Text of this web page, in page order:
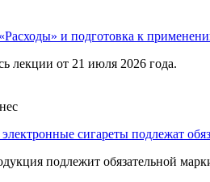
и подготовка к
лекции от 21 июля 2026 года.
сигареты подлежат
подлежит обязательной